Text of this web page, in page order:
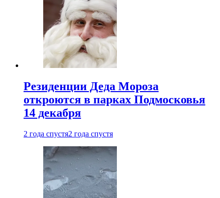
Резиденции Деда Мороза
откроются в парках Подмосковья
14 декабря
2 года спустя2 года спустя